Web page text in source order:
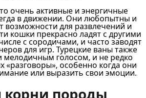
очень активные и энергичные
в движении. Они любопытны и
возможности для развлечений и
кошки прекрасно ладят с другими
с сородичами, и часто заводят
для игр. Турецкие ваны также
мелодичным голосом, и не редко
особенно когда они
или выразить свои эмоции.
корни породы